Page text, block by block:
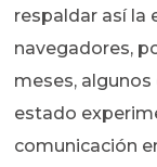
respaldar así la
navegadores,
meses,
estado
comunicación